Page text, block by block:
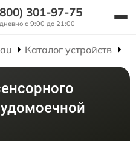
301-97-75
с 9:00 до 21:00
Каталог устройств